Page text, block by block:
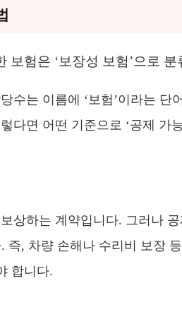
보험은 ‘보장성 보험’으로
수는 이름에 ‘보험’이라는 단
다면 어떤 기준으로 ‘공제 가
상하는 계약입니다. 그러나
즉, 차량 손해나 수리비 보장
합니다.